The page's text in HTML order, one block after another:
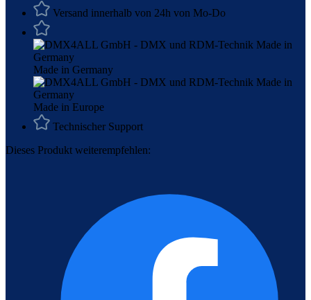
Versand innerhalb von 24h von Mo-Do
Made in Germany
Made in Europe
Technischer Support
Dieses Produkt weiterempfehlen: